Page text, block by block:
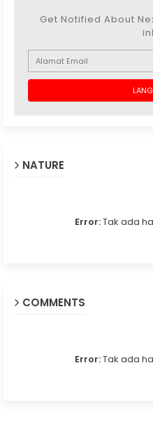
Get Notified About
NATURE
Error:Tak ada
COMMENTS
Error:Tak ada